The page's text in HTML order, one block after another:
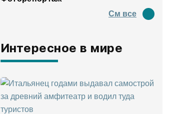
См все
Интересное в мире